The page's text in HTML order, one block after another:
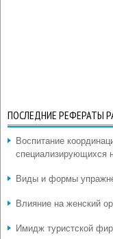
ПОСЛЕДНИЕ РЕФЕРАТЫ
Воспитание
специализирующихся
Виды и формы
Влияние на женский
Имидж туристской